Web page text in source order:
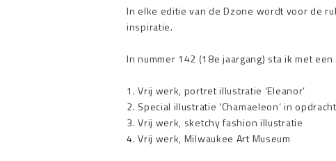
In elke editie van de Dzone wordt voor de
inspiratie.
In nummer 142 (18e jaargang) sta ik met
1. Vrij werk, portret illustratie ’Eleanor’
2. Special illustratie ’Chamaeleon’ in
3. Vrij werk, sketchy fashion illustratie
4. Vrij werk, Milwaukee Art Museum